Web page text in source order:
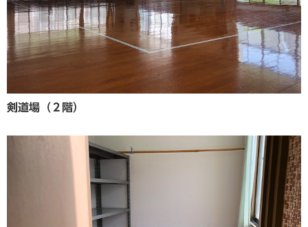
剣道場（２階）